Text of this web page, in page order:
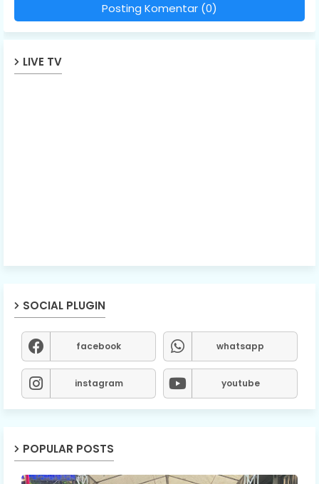
Posting Komentar (0)
LIVE TV
SOCIAL PLUGIN
facebook whatsapp
instagram youtube
POPULAR POSTS